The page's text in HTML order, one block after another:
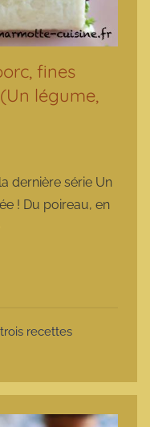
fines
légume,
dernière série Un
! Du poireau, en
recettes